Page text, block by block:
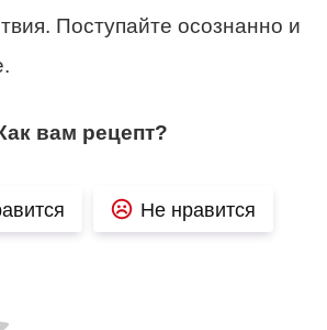
Поступайте осознанно и
вам рецепт?
Не нравится